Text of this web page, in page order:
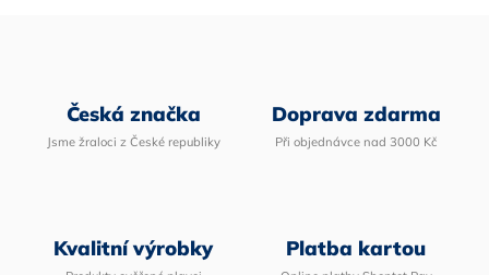
Česká značka
Jsme žraloci z České republiky
Doprava zdarma
Při objednávce nad 3000 Kč
Kvalitní výrobky Platba kartou